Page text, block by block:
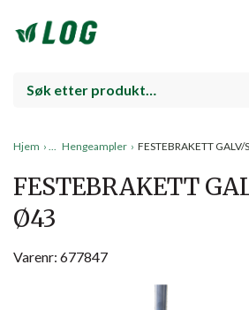
Hjem › Hengeampler › FESTEBRAKETT GALV/
FESTEBRAKETT
Ø43
Varenr: 677847